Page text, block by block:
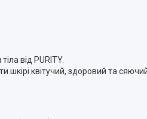
від PURITY.
квітучий, здоровий та сяючий